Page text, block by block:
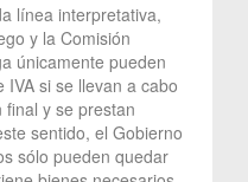
línea interpretativa,
y la Comisión
únicamente pueden
si se llevan a cabo
y se prestan
sentido, el Gobierno
sólo pueden quedar